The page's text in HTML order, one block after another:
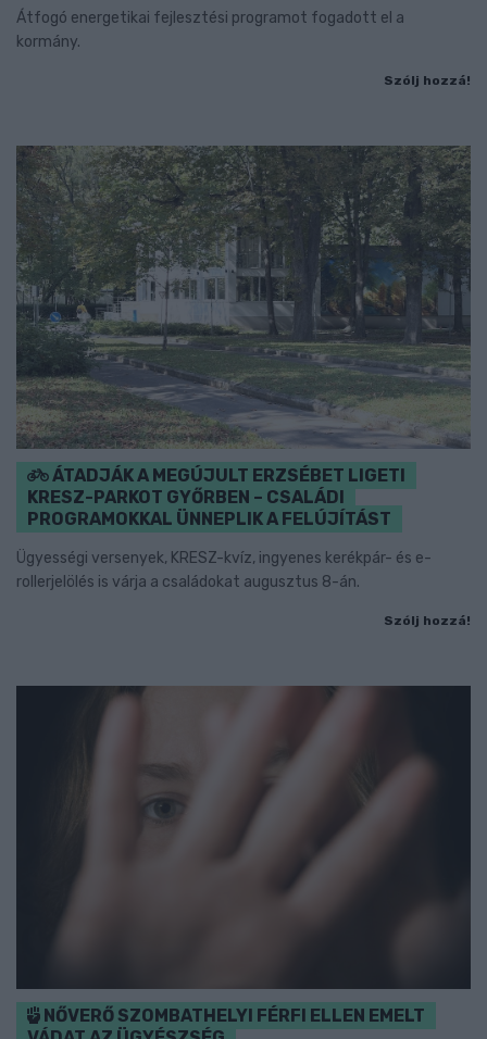
Átfogó energetikai fejlesztési programot fogadott el a
kormány.
Szólj hozzá!
ÁTADJÁK A MEGÚJULT ERZSÉBET LIGETI
KRESZ-PARKOT GYŐRBEN – CSALÁDI
PROGRAMOKKAL ÜNNEPLIK A FELÚJÍTÁST
Ügyességi versenyek, KRESZ-kvíz, ingyenes kerékpár- és e-
rollerjelölés is várja a családokat augusztus 8-án.
Szólj hozzá!
NŐVERŐ SZOMBATHELYI FÉRFI ELLEN EMELT